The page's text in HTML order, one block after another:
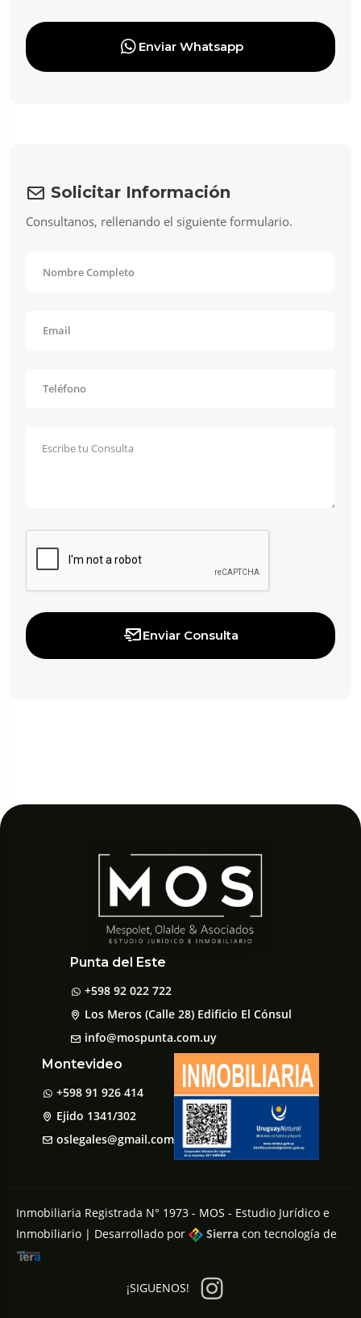
Enviar Whatsapp
Solicitar Información
Consultanos, rellenando el siguiente formulario.
Enviar Consulta
Punta del Este
+598 92 022 722
Los Meros (Calle 28) Edificio El Cónsul
info@mospunta.com.uy
Montevideo
+598 91 926 414
Ejido 1341/302
oslegales@gmail.com
Inmobiliaria Registrada N° 1973 - MOS - Estudio Jurídico e
Inmobiliario | Desarrollado por
Sierracon tecnología de
¡SIGUENOS!